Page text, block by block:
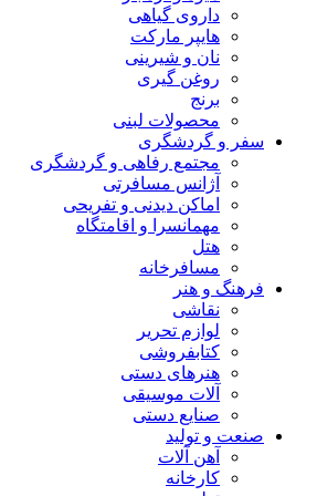
داروی گیاهی
هایپر مارکت
نان و شیرینی
روغن گیری
برنج
محصولات لبنی
سفر و گردشگری
مجتمع رفاهی و گردشگری
آژانس مسافرتی
اماکن دیدنی و تفریحی
مهمانسرا و اقامتگاه
هتل
مسافرخانه
فرهنگ و هنر
نقاشی
لوازم تحریر
کتابفروشی
هنرهای دستی
آلات موسیقی
صنایع دستی
صنعت و تولید
آهن آلات
کارخانه